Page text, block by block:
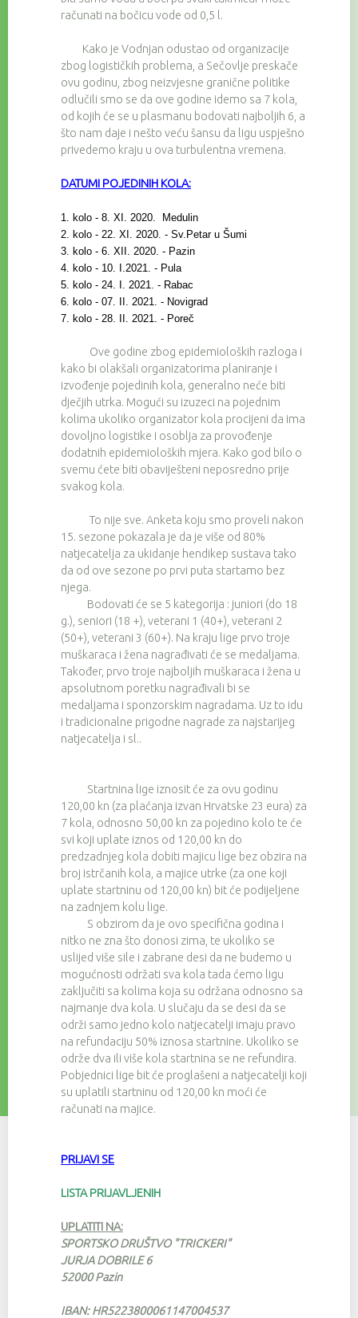
računati na bočicu vode od 0,5 l.
Kako je Vodnjan odustao od organizacije
zbog logističkih problema, a Sečovlje preskače
ovu godinu, zbog neizvjesne granične politike
odlučili smo se da ove godine idemo sa 7 kola,
od kojih će se u plasmanu bodovati najboljih 6, a
što nam daje i nešto veću šansu da ligu uspješno
privedemo kraju u ova turbulentna vremena.
DATUMI POJEDINIH KOLA:
1. kolo - 8. XI. 2020. Medulin
2. kolo - 22. XI. 2020. - Sv.Petar u Šumi
3. kolo - 6. XII. 2020. - Pazin
4. kolo - 10. I.2021. - Pula
5. kolo - 24. I. 2021. - Rabac
6. kolo - 07. II. 2021. - Novigrad
7. kolo - 28. II. 2021. - Poreč
Ove godine zbog epidemioloških razloga i
kako bi olakšali organizatorima planiranje i
izvođenje pojedinih kola, generalno neće biti
dječjih utrka. Mogući su izuzeci na pojednim
kolima ukoliko organizator kola procijeni da ima
dovoljno logistike i osoblja za provođenje
dodatnih epidemioloških mjera. Kako god bilo o
svemu ćete biti obaviješteni neposredno prije
svakog kola.
To nije sve. Anketa koju smo proveli nakon
15. sezone pokazala je da je više od 80%
natjecatelja za ukidanje hendikep sustava tako
da od ove sezone po prvi puta startamo bez
njega.
Bodovati će se 5 kategorija : juniori (do 18
g.), seniori (18 +), veterani 1 (40+), veterani 2
(50+), veterani 3 (60+). Na kraju lige prvo troje
muškaraca i žena nagrađivati će se medaljama.
Također, prvo troje najboljih muškaraca i žena u
apsolutnom poretku nagrađivali bi se
medaljama i sponzorskim nagradama. Uz to idu
i tradicionalne prigodne nagrade za najstarijeg
natjecatelja i sl..
Startnina lige iznosit će za ovu godinu
120,00 kn (za plaćanja izvan Hrvatske 23 eura) za
7 kola, odnosno 50,00 kn za pojedino kolo te će
svi koji uplate iznos od 120,00 kn do
predzadnjeg kola dobiti majicu lige bez obzira na
broj istrčanih kola, a majice utrke (za one koji
uplate startninu od 120,00 kn) bit će podijeljene
na zadnjem kolu lige.
S obzirom da je ovo specifična godina i
nitko ne zna što donosi zima, te ukoliko se
uslijed više sile i zabrane desi da ne budemo u
mogućnosti održati sva kola tada ćemo ligu
zaključiti sa kolima koja su održana odnosno sa
najmanje dva kola. U slučaju da se desi da se
održi samo jedno kolo natjecatelji imaju pravo
na refundaciju 50% iznosa startnine. Ukoliko se
održe dva ili više kola startnina se ne refundira.
Pobjednici lige bit će proglašeni a natjecatelji koji
su uplatili startninu od 120,00 kn moći će
računati na majice.
PRIJAVI SE
LISTA PRIJAVLJENIH
UPLATITI NA:
SPORTSKO DRUŠTVO "TRICKERI"
JURJA DOBRILE 6
52000 Pazin
IBAN: HR5223800061147004537